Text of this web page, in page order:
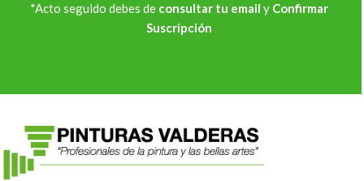
*Acto seguido debes de consultar tu email y Confirmar
Suscripción